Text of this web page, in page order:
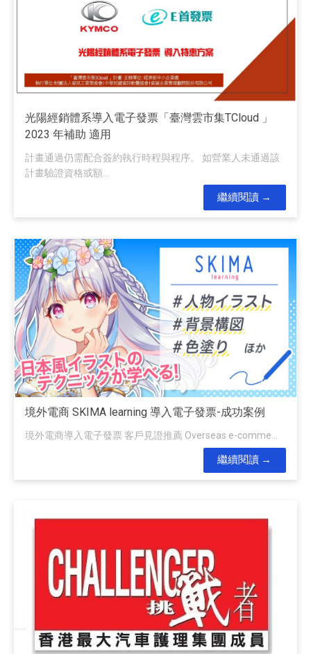
光陽經銷體系導入電子發票「臺灣雲市集TCloud 」
2023 年補助 適用
計畫通過仍需配合簽約執行時程與程序。 如營業人未通過該
計畫驗證資格或額...
繼續閱讀
境外電商 SKIMA learning 導入電子發票-成功案例
境外電商導入電子發票 客戶見證推薦 Overseas e-comme...
繼續閱讀